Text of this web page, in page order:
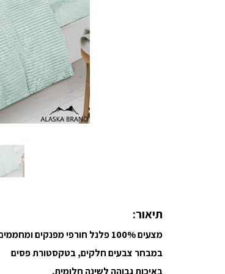
תיאור:
מצעים 100% פלנל חורפי מפנקים ומחממים במיוחד!
במבחר צבעים חלקים, בטקסטורת פסים
באיכות גבוהה לשינה חלומית.